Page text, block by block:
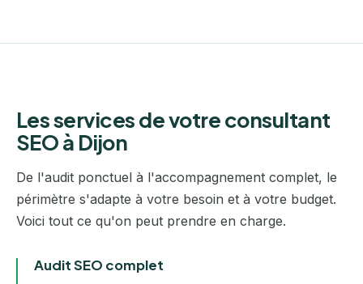
Les services de votre consultant
SEO à Dijon
De l'audit ponctuel à l'accompagnement complet, le
périmètre s'adapte à votre besoin et à votre budget.
Voici tout ce qu'on peut prendre en charge.
Audit SEO complet